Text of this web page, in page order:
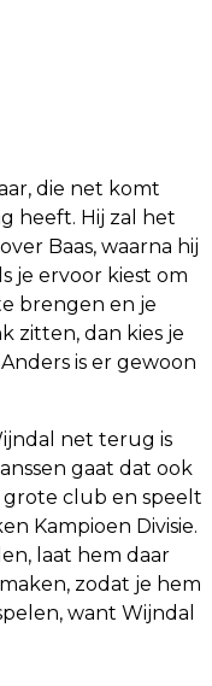
die net komt
heeft. Hij zal het
Baas, waarna hij
je ervoor kiest om
brengen en je
zitten, dan kies je
is er gewoon
net terug is
gaat dat ook
grote club en speelt
Kampioen Divisie.
laat hem daar
zodat je hem
want Wijndal